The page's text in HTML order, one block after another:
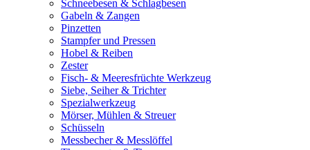
Schneebesen & Schlagbesen
Gabeln & Zangen
Pinzetten
Stampfer und Pressen
Hobel & Reiben
Zester
Fisch- & Meeresfrüchte Werkzeug
Siebe, Seiher & Trichter
Spezialwerkzeug
Mörser, Mühlen & Streuer
Schüsseln
Messbecher & Messlöffel